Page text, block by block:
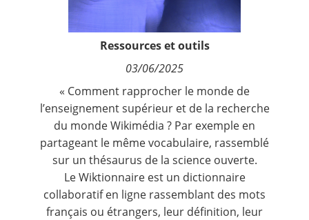
Ressources et outils
03/06/2025
« Comment rapprocher le monde de
l’enseignement supérieur et de la recherche
du monde Wikimédia ? Par exemple en
partageant le même vocabulaire, rassemblé
sur un thésaurus de la science ouverte.
Le Wiktionnaire est un dictionnaire
collaboratif en ligne rassemblant des mots
français ou étrangers, leur définition, leur